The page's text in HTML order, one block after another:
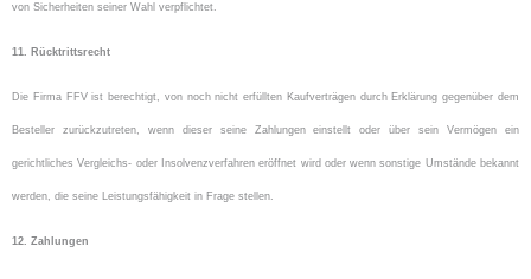
von Sicherheiten seiner Wahl verpflichtet.
11. Rücktrittsrecht
Die Firma FFV ist berechtigt, von noch nicht erfüllten Kaufverträgen durch Erklärung gegenüber dem
Besteller zurückzutreten, wenn dieser seine Zahlungen einstellt oder über sein Vermögen ein
gerichtliches Vergleichs- oder Insolvenzverfahren eröffnet wird oder wenn sonstige Umstände bekannt
werden, die seine Leistungsfähigkeit in Frage stellen.
12. Zahlungen